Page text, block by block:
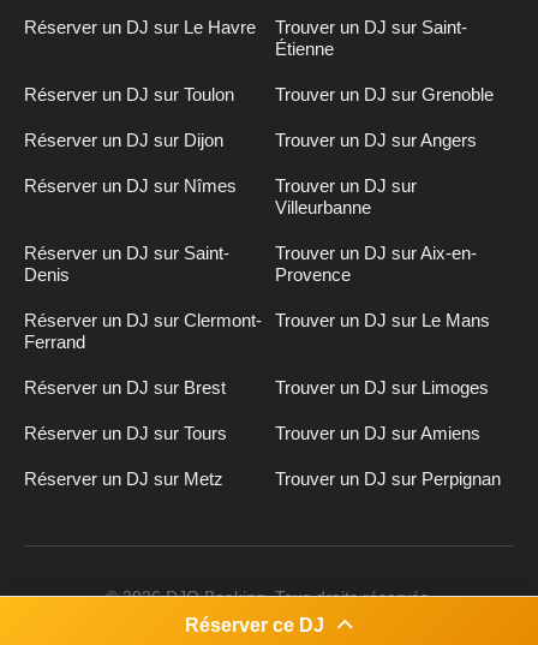
Réserver ce DJ
Réserver un DJ sur Le Havre
Trouver un DJ sur Saint-
Étienne
Réserver un DJ sur Toulon Trouver un DJ sur Grenoble
Réserver un DJ sur Dijon Trouver un DJ sur Angers
Réserver un DJ sur Nîmes
Trouver un DJ sur
Villeurbanne
Réserver un DJ sur Saint-
Denis
Trouver un DJ sur Aix-en-
Provence
Réserver un DJ sur Clermont-
Ferrand
Trouver un DJ sur Le Mans
Réserver un DJ sur Brest Trouver un DJ sur Limoges
Réserver un DJ sur Tours Trouver un DJ sur Amiens
Réserver un DJ sur Metz Trouver un DJ sur Perpignan
© 2026 DJO Booking. Tous droits réservés.